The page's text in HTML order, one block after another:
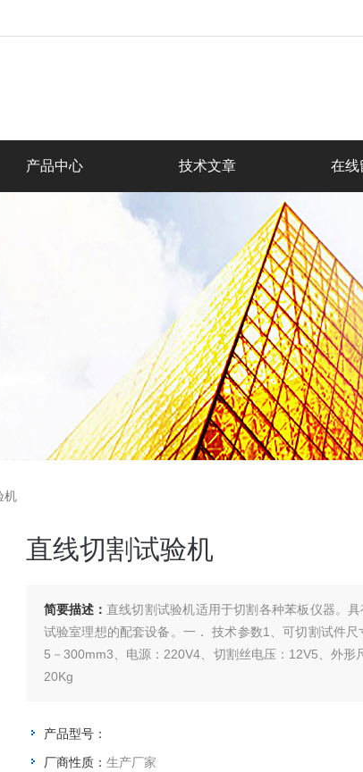
产品中心 技术文章 在线
机
直线切割试验机
简要描述： 直线切割试验机适用于切割各种苯板仪器。
试验室理想的配套设备。一． 技术参数1、可切割试件
5－300mm3、电源：220V4、切割丝电压：12V5、外形
20Kg
产品型号：
厂商性质： 生产厂家